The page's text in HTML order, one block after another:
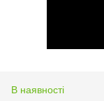
В наявності